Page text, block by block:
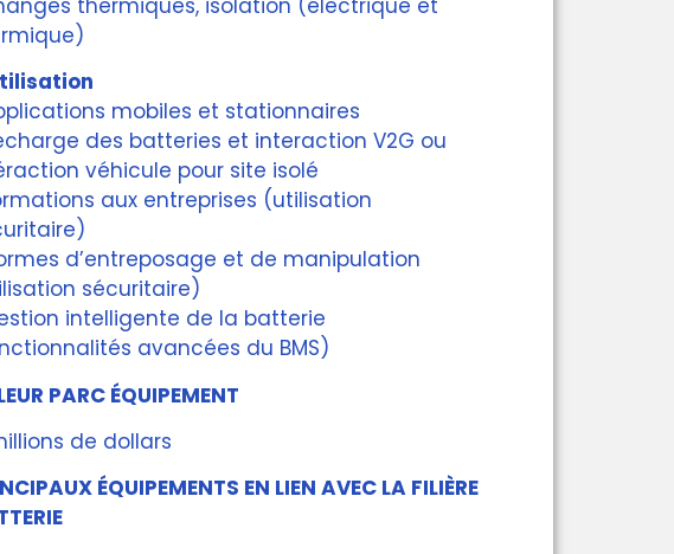
thermiques, isolation (électrique et
mobiles et stationnaires
des batteries et interaction V2G ou
véhicule pour site isolé
aux entreprises (utilisation
d’entreposage et de manipulation
sécuritaire)
intelligente de la batterie
avancées du BMS)
PARC ÉQUIPEMENT
de dollars
ÉQUIPEMENTS EN LIEN AVEC LA FILIÈRE